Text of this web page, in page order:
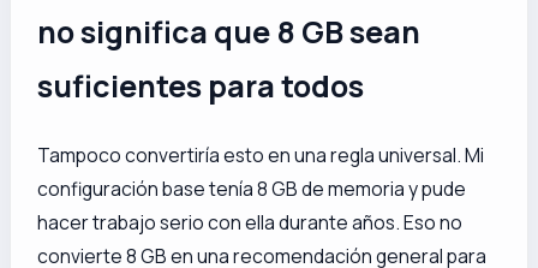
no significa que 8 GB sean
suficientes para todos
Tampoco convertiría esto en una regla universal. Mi
configuración base tenía 8 GB de memoria y pude
hacer trabajo serio con ella durante años. Eso no
convierte 8 GB en una recomendación general para